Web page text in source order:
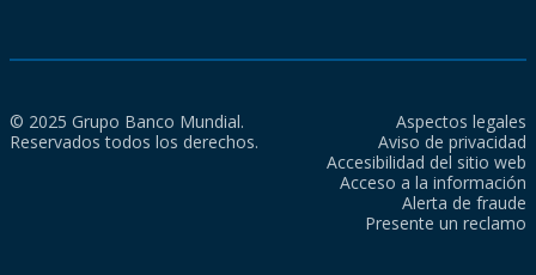
© 2025 Grupo Banco Mundial.
Reservados todos los derechos.
Aspectos legales
Aviso de privacidad
Accesibilidad del sitio web
Acceso a la información
Alerta de fraude
Presente un reclamo